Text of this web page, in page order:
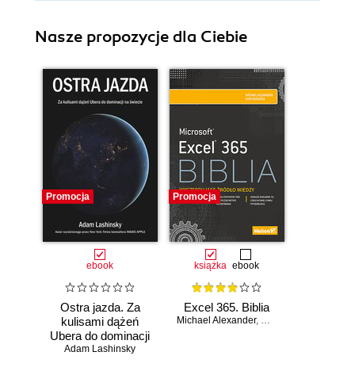
Nasze propozycje dla Ciebie
Promocja
ebook
Ostra jazda. Za
kulisami dążeń
Ubera do dominacji
na świecie
Adam Lashinsky
Promocja
książka ebook
Excel 365. Biblia
Michael Alexander, Dick Kusleika